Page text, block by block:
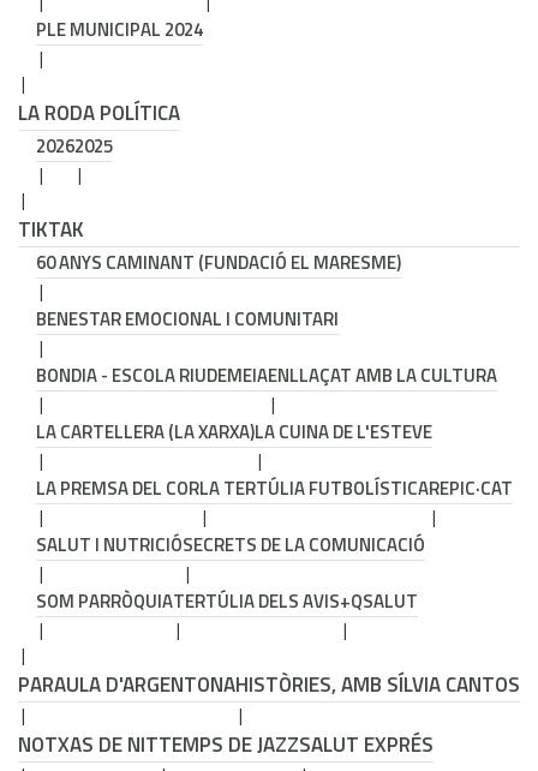
PLE MUNICIPAL 2024
LA RODA POLÍTICA
20262025
TIKTAK
60 ANYS CAMINANT (FUNDACIÓ EL MARESME)
BENESTAR EMOCIONAL I COMUNITARI
BONDIA - ESCOLA RIUDEMEIAENLLAÇAT AMB LA CULTURA
LA CARTELLERA (LA XARXA)LA CUINA DE L'ESTEVE
LA PREMSA DEL CORLA TERTÚLIA FUTBOLÍSTICAREPIC·CAT
SALUT I NUTRICIÓSECRETS DE LA COMUNICACIÓ
SOM PARRÒQUIATERTÚLIA DELS AVIS+QSALUT
PARAULA D'ARGENTONAHISTÒRIES, AMB SÍLVIA CANTOS
NOTXAS DE NITTEMPS DE JAZZSALUT EXPRÉS